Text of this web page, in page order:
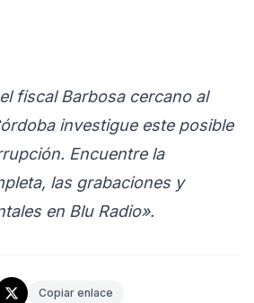
fiscal Barbosa cercano al
investigue este posible
Encuentre la
las grabaciones y
en Blu Radio».
Copiar enlace